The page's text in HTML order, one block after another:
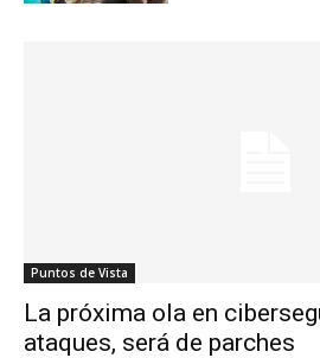
Puntos de Vista
La próxima ola en
ataques, será de parches